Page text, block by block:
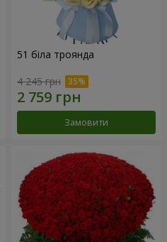
51 біла троянда
4 245 грн
Замовити